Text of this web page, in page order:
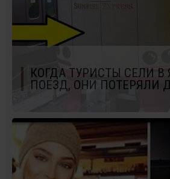
КОГДА ТУРИСТЫ СЕЛИ
ПОЕЗД, ОНИ ПОТЕРЯЛИ